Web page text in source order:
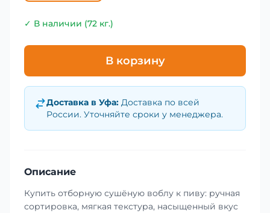
✓ В наличии (72 кг.)
В корзину
Доставка в Уфа: Доставка по всей
России. Уточняйте сроки у менеджера.
Описание
Купить отборную сушёную воблу к пиву: ручная
сортировка, мягкая текстура, насыщенный вкус